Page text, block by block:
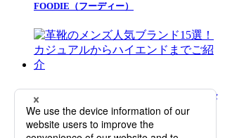
FOODIE（フーディー）
革靴のメンズ人気ブランド15選！カジュアル
からハイエンドまでご紹介